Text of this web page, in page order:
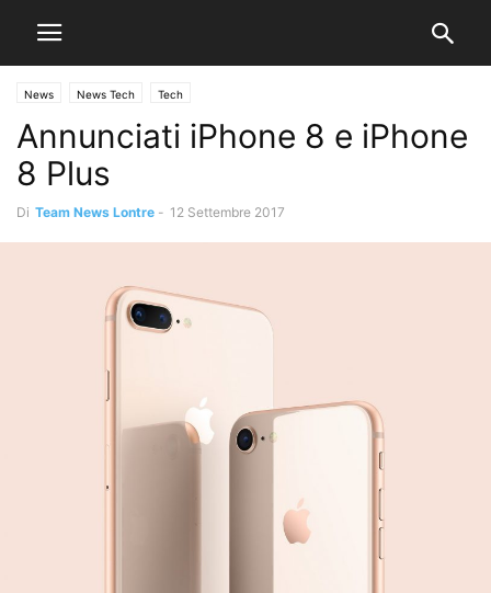
News News Tech Tech
Annunciati iPhone 8 e iPhone
8 Plus
Di Team News Lontre - 12 Settembre 2017